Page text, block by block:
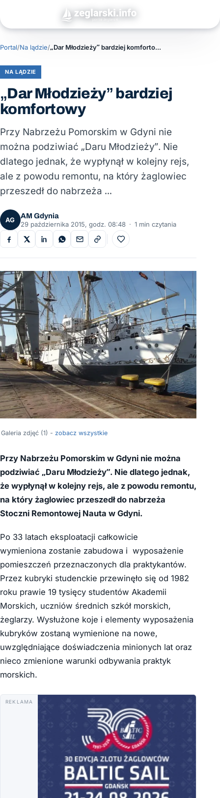
Portal/Na lądzie/ „Dar Młodzieży” bardziej komfortowy
NA LĄDZIE
„Dar Młodzieży” bardziej
komfortowy
Przy Nabrzeżu Pomorskim w Gdyni nie
można podziwiać „Daru Młodzieży”. Nie
dlatego jednak, że wypłynął w kolejny rejs,
ale z powodu remontu, na który żaglowiec
przeszedł do nabrzeża …
AG
AM Gdynia
29 października 2015, godz. 08:48 · 1 min czytania
Do ulubionych
Galeria zdjęć (1) - zobacz wszystkie
Przy Nabrzeżu Pomorskim w Gdyni nie można
podziwiać „Daru Młodzieży”. Nie dlatego jednak,
że wypłynął w kolejny rejs, ale z powodu remontu,
na który żaglowiec przeszedł do nabrzeża
Stoczni Remontowej Nauta w Gdyni.
Po 33 latach eksploatacji całkowicie
wymieniona zostanie zabudowa i wyposażenie
pomieszczeń przeznaczonych dla praktykantów.
Przez kubryki studenckie przewinęło się od 1982
roku prawie 19 tysięcy studentów Akademii
Morskich, uczniów średnich szkół morskich,
żeglarzy. Wysłużone koje i elementy wyposażenia
kubryków zostaną wymienione na nowe,
uwzględniające doświadczenia minionych lat oraz
nieco zmienione warunki odbywania praktyk
morskich.
REKLAMA